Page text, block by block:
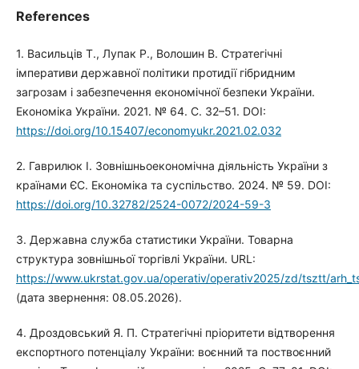
References
1. Васильців Т., Лупак Р., Волошин В. Стратегічні
імперативи державної політики протидії гібридним
загрозам і забезпечення економічної безпеки України.
Економіка України. 2021. № 64. С. 32–51. DOI:
https://doi.org/10.15407/economyukr.2021.02.032
2. Гаврилюк І. Зовнішньоекономічна діяльність України з
країнами ЄС. Економіка та суспільство. 2024. № 59. DOI:
https://doi.org/10.32782/2524-0072/2024-59-3
3. Державна служба статистики України. Товарна
структура зовнішньої торгівлі України. URL:
https://www.ukrstat.gov.ua/operativ/operativ2025/zd/tsztt/
(дата звернення: 08.05.2026).
4. Дроздовський Я. П. Стратегічні пріоритети відтворення
експортного потенціалу України: воєнний та поствоєнний